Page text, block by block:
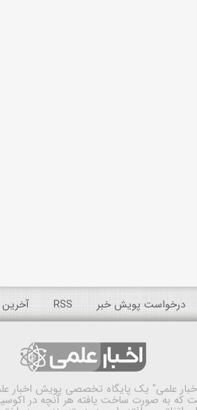
درخواست پویش خبر RSS آخرین
علمی" یک پایگاه تخصصی پویش اخبار
که به صورت ساخت یافته هر آنچه در